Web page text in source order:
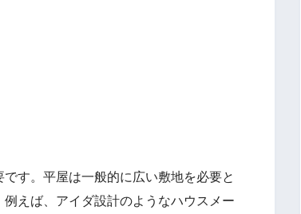
す。平屋は一般的に広い敷地を必要と
えば、アイダ設計のようなハウスメー